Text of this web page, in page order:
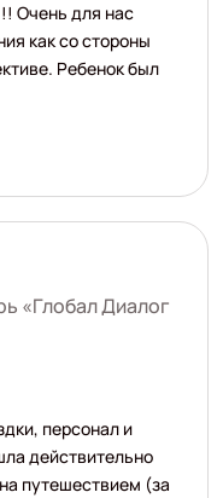
Очень для нас
как со стороны
Ребенок был
«Глобал Диалог
персонал и
действительно
путешествием (за